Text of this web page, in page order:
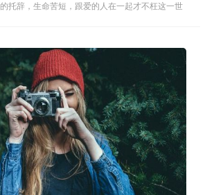
托辞，生命苦短，跟爱的人在一起才不枉这一世